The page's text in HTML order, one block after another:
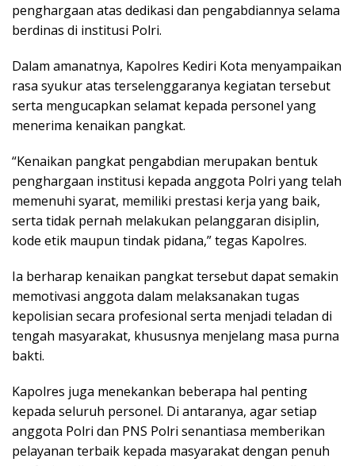
penghargaan atas dedikasi dan pengabdiannya selama
berdinas di institusi Polri.
Dalam amanatnya, Kapolres Kediri Kota menyampaikan
rasa syukur atas terselenggaranya kegiatan tersebut
serta mengucapkan selamat kepada personel yang
menerima kenaikan pangkat.
“Kenaikan pangkat pengabdian merupakan bentuk
penghargaan institusi kepada anggota Polri yang telah
memenuhi syarat, memiliki prestasi kerja yang baik,
serta tidak pernah melakukan pelanggaran disiplin,
kode etik maupun tindak pidana,” tegas Kapolres.
Ia berharap kenaikan pangkat tersebut dapat semakin
memotivasi anggota dalam melaksanakan tugas
kepolisian secara profesional serta menjadi teladan di
tengah masyarakat, khususnya menjelang masa purna
bakti.
Kapolres juga menekankan beberapa hal penting
kepada seluruh personel. Di antaranya, agar setiap
anggota Polri dan PNS Polri senantiasa memberikan
pelayanan terbaik kepada masyarakat dengan penuh